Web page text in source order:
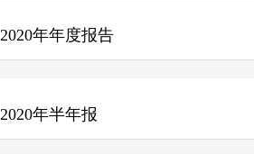
2020年年度报告
2020年半年报